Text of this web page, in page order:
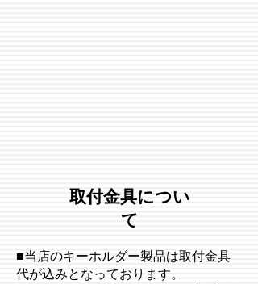
​取付金具につい
て
■当店のキーホルダー製品は取付金具
代が込みとなっております。